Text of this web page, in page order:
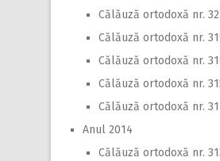
Călăuză ortodoxă nr.
Călăuză ortodoxă nr.
Călăuză ortodoxă nr.
Călăuză ortodoxă nr.
Călăuză ortodoxă nr.
Anul 2014
Călăuză ortodoxă nr.